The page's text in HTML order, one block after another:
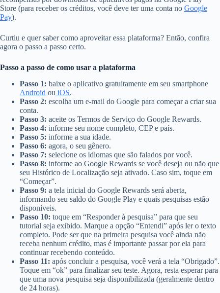
Store (para receber os créditos, você deve ter uma conta no Google
Pay).
Curtiu e quer saber como aproveitar essa plataforma? Então, confira
agora o passo a passo certo.
Passo a passo de como usar a plataforma
Passo 1: baixe o aplicativo gratuitamente em seu smartphone
Android ou iOS.
Passo 2: escolha um e-mail do Google para começar a criar sua
conta.
Passo 3: aceite os Termos de Serviço do Google Rewards.
Passo 4: informe seu nome completo, CEP e país.
Passo 5: informe a sua idade.
Passo 6: agora, o seu gênero.
Passo 7: selecione os idiomas que são falados por você.
Passo 8: informe ao Google Rewards se você deseja ou não que
seu Histórico de Localização seja ativado. Caso sim, toque em
“Começar”.
Passo 9: a tela inicial do Google Rewards será aberta,
informando seu saldo do Google Play e quais pesquisas estão
disponíveis.
Passo 10: toque em “Responder à pesquisa” para que seu
tutorial seja exibido. Marque a opção “Entendi” após ler o texto
completo. Pode ser que na primeira pesquisa você ainda não
receba nenhum crédito, mas é importante passar por ela para
continuar recebendo conteúdo.
Passo 11: após concluir a pesquisa, você verá a tela “Obrigado”.
Toque em “ok” para finalizar seu teste. Agora, resta esperar para
que uma nova pesquisa seja disponibilizada (geralmente dentro
de 24 horas).